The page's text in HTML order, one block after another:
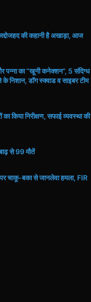
की कहानी है अखाड़ा, आज
पन्ना का “खूनी कनेक्शन”, 5 संदिग्ध
निशान, डॉग स्क्वाड व साइबर टीम
का किया निरीक्षण, सफाई व्यवस्था की
से 99 मौतें
चाकू-बका से जानलेवा हमला, FIR